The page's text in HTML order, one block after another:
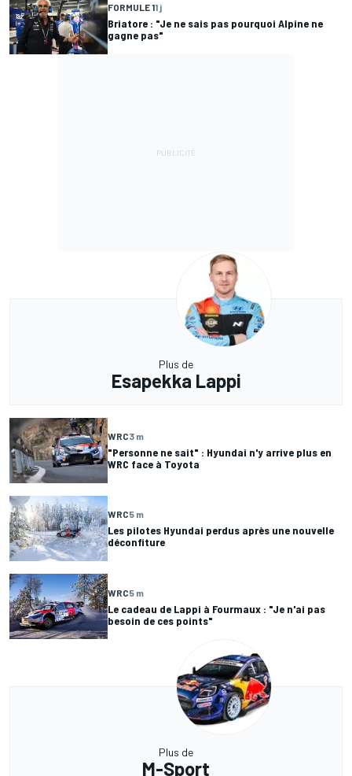
FORMULE 11 j
Briatore : "Je ne sais pas pourquoi Alpine ne
gagne pas"
Plus de
Esapekka Lappi
WRC3 m
"Personne ne sait" : Hyundai n'y arrive plus en
WRC face à Toyota
WRC5 m
Les pilotes Hyundai perdus après une nouvelle
déconfiture
WRC5 m
Le cadeau de Lappi à Fourmaux : "Je n'ai pas
besoin de ces points"
Plus de
M-Sport